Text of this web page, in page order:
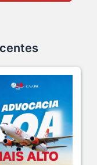
aumentar a pro s...
da Advocac s...